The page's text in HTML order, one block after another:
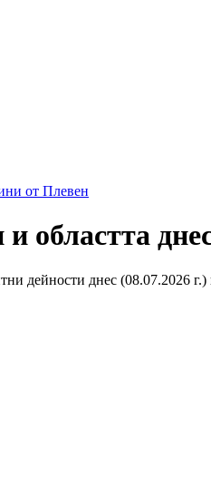
от Плевен
областта
дейности днес (08.07.2026 г.)